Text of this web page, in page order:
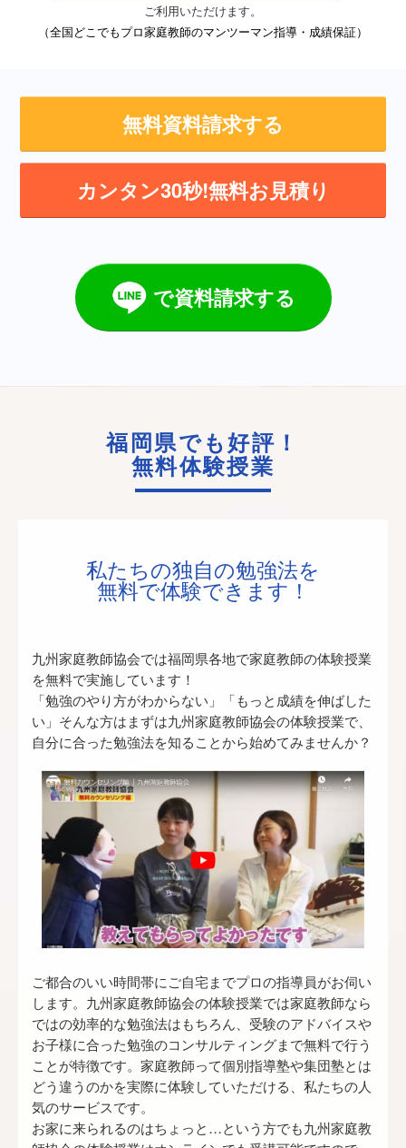
ご利用いただけます。
（全国どこでもプロ家庭教師のマンツーマン指導・成績保証）
無料資料請求する
カンタン30秒!無料お見積り
で資料請求する
福岡県でも好評！
無料体験授業
私たちの独自の勉強法を
無料で体験できます！
九州家庭教師協会では福岡県各地で家庭教師の体験授業
を無料で実施しています！
「勉強のやり方がわからない」「もっと成績を伸ばした
い」そんな方はまずは九州家庭教師協会の体験授業で、
自分に合った勉強法を知ることから始めてみませんか？
ご都合のいい時間帯にご自宅までプロの指導員がお伺い
します。九州家庭教師協会の体験授業では家庭教師なら
ではの効率的な勉強法はもちろん、受験のアドバイスや
お子様に合った勉強のコンサルティングまで無料で行う
ことが特徴です。家庭教師って個別指導塾や集団塾とは
どう違うのかを実際に体験していただける、私たちの人
気のサービスです。
お家に来られるのはちょっと…という方でも九州家庭教